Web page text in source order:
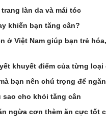
làn da và mái tóc
khiến bạn tăng cân?
ở Việt Nam giúp bạn trẻ
khuyết điểm của từng loại
bạn nên chú trọng để
cho khỏi tăng cân
ngừa cơn thèm ăn cực tốt